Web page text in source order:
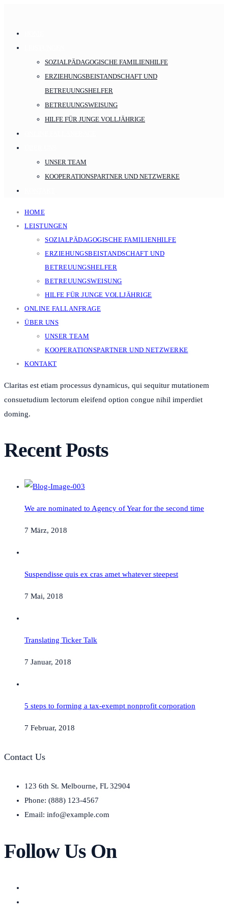
SOZIALPÄDAGOGISCHE FAMILIENHILFE
ERZIEHUNGSBEISTANDSCHAFT UND
BETREUUNGSHELFER
BETREUUNGSWEISUNG
HILFE FÜR JUNGE VOLLJÄHRIGE
UNSER TEAM
KOOPERATIONSPARTNER UND NETZWERKE
HOME
LEISTUNGEN
SOZIALPÄDAGOGISCHE FAMILIENHILFE
ERZIEHUNGSBEISTANDSCHAFT UND
BETREUUNGSHELFER
BETREUUNGSWEISUNG
HILFE FÜR JUNGE VOLLJÄHRIGE
ONLINE FALLANFRAGE
ÜBER UNS
UNSER TEAM
KOOPERATIONSPARTNER UND NETZWERKE
KONTAKT
Claritas est etiam processus dynamicus, qui sequitur mutationem
consuetudium lectorum eleifend option congue nihil imperdiet
doming.
Recent Posts
We are nominated to Agency of Year for the second time
7 März, 2018
Suspendisse quis ex cras amet whatever steepest
7 Mai, 2018
Translating Ticker Talk
7 Januar, 2018
5 steps to forming a tax-exempt nonprofit corporation
7 Februar, 2018
Contact Us
123 6th St. Melbourne, FL 32904
Phone: (888) 123-4567
Email: info@example.com
Follow Us On